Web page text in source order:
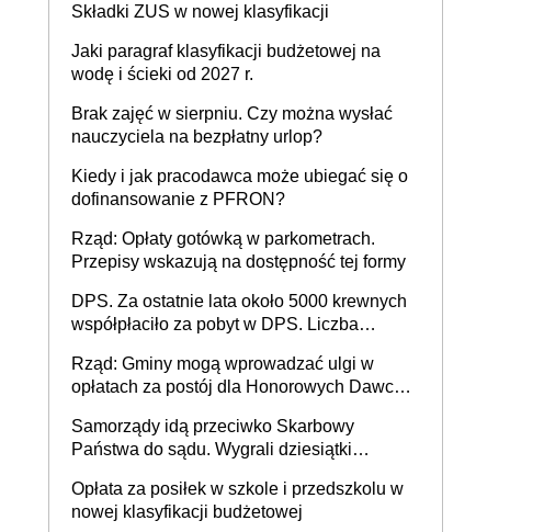
Składki ZUS w nowej klasyfikacji
Jaki paragraf klasyfikacji budżetowej na
wodę i ścieki od 2027 r.
Brak zajęć w sierpniu. Czy można wysłać
nauczyciela na bezpłatny urlop?
Kiedy i jak pracodawca może ubiegać się o
dofinansowanie z PFRON?
Rząd: Opłaty gotówką w parkometrach.
Przepisy wskazują na dostępność tej formy
DPS. Za ostatnie lata około 5000 krewnych
współpłaciło za pobyt w DPS. Liczba
Rząd: Gminy mogą wprowadzać ulgi w
opłatach za postój dla Honorowych Dawców
Samorządy idą przeciwko Skarbowy
Państwa do sądu. Wygrali dziesiątki
Opłata za posiłek w szkole i przedszkolu w
nowej klasyfikacji budżetowej